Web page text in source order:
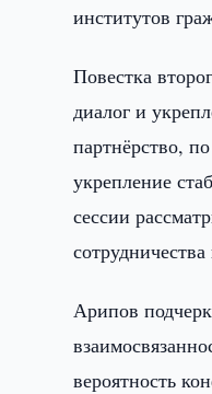
институтов
Повестка
диалог и
партнёрство,
укрепление
сессии
Арипов
вероятность